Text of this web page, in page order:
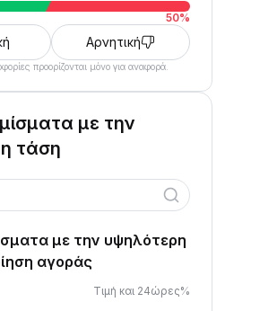
50%
Αρνητική
προορίζονται μόνο για αναφορά.
με την
τάση
με την υψηλότερη
αγοράς
Τιμή και 24ώρες%